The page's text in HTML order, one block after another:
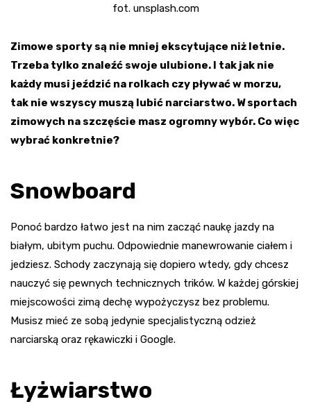
fot. unsplash.com
Zimowe sporty są nie mniej ekscytujące niż letnie.
Trzeba tylko znaleźć swoje ulubione. I tak jak nie
każdy musi jeździć na rolkach czy pływać w morzu,
tak nie wszyscy muszą lubić narciarstwo. W sportach
zimowych na szczęście masz ogromny wybór. Co więc
wybrać konkretnie?
Snowboard
Ponoć bardzo łatwo jest na nim zacząć naukę jazdy na
białym, ubitym puchu. Odpowiednie manewrowanie ciałem i
jedziesz. Schody zaczynają się dopiero wtedy, gdy chcesz
nauczyć się pewnych technicznych trików. W każdej górskiej
miejscowości zimą dechę wypożyczysz bez problemu.
Musisz mieć ze sobą jedynie specjalistyczną odzież
narciarską oraz rękawiczki i Google.
Łyżwiarstwo